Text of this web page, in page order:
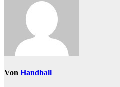
Von Handball